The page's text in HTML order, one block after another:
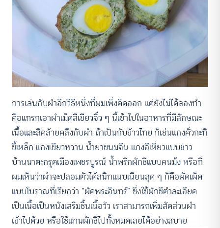
การเล่นกับผำอีกวิธีหนึ่งที่ผมเพิ่งคิดออก แต่ยังไม่ได้ลองทำ
คือแทรกเอาผำเม็ดสีเขียวจิ๋ว ๆ นี้เข้าไปในอาหารที่มีลักษณะ
เนื้อและสีคล้ายคลึงกับผำ ถ้าเป็นกับข้าวไทย ก็เช่นแกงคั่วกะทิ
ขี้เหล็ก แกงเขียวหวาน น้ำยาขนมจีน แกงอีเหี่ยวแบบชาว
บ้านนาตะกรุดเมืองเพชรบูรณ์ น้ำพริกผักชีแบบคนม้ง หรือที่
ผมเห็นว่าผำจะปลอมตัวได้สนิทแนบเนียนสุด ๆ ก็คือผัดเผ็ด
แบบโบราณที่เรียกว่า “ผัดพระอินทร์” ซึ่งใช้ผักชีตำละเอียด
เป็นเนื้อเป็นหนังเสริมชิ้นเนื้อวัว เราสามารถเพิ่มสัดส่วนผำ
เข้าไปด้วย หรือใช้แทนผักชีไปทั้งหมดเลยได้อย่างสบาย